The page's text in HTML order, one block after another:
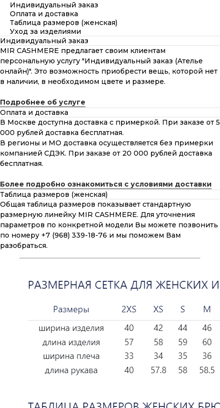
Индивидуальный заказ
Оплата и доставка
Таблица размеров (женская)
Уход за изделиями
Индивидуальный заказ
MIR CASHMERE предлагает своим клиентам
персональную услугу "Индивидуальный заказ (Ателье
онлайн)". Это возможность приобрести вещь, которой нет
в наличии, в необходимом цвете и размере.
Подробнее об услуге
Оплата и доставка
В Москве доступна доставка с примеркой. При заказе от 5
000 рублей доставка бесплатная.
В регионы и МО доставка осуществляется без примерки
компанией СДЭК. При заказе от 20 000 рублей доставка
бесплатная.
Более подробно ознакомиться с условиями доставки
Таблица размеров (женская)
Общая таблица размеров показывает стандартную
размерную линейку MIR CASHMERE. Для уточнения
параметров по конкретной модели Вы можете позвонить
по номеру +7 (968) 339-18-76 и мы поможем Вам
разобраться.